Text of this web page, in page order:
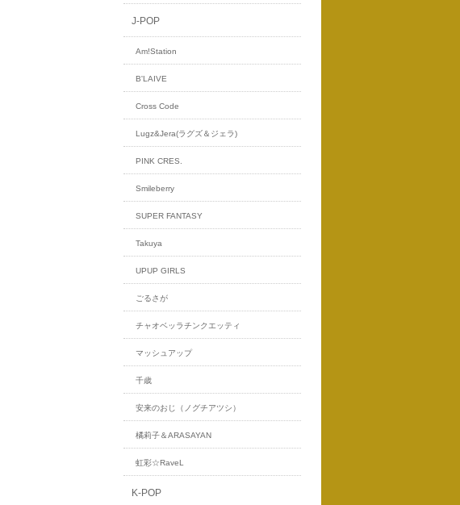
J-POP
Am!Station
B'LAIVE
Cross Code
Lugz&Jera(ラグズ＆ジェラ)
PINK CRES.
Smileberry
SUPER FANTASY
Takuya
UPUP GIRLS
ごるさが
チャオベッラチンクエッティ
マッシュアップ
千歳
安来のおじ（ノグチアツシ）
橘莉子＆ARASAYAN
虹彩☆RaveL
K-POP